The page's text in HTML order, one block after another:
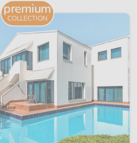
premium
COLLECTION